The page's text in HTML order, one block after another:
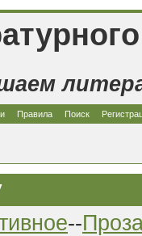
Правила Поиск
--